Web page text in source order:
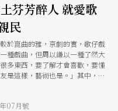
芬芳醉人 就愛歌
民
於崑曲的雅，京劇的實，歌仔戲
種戲曲，但周以謙以一種了然大
多東西，要了解才會喜歡，要懂
是這樣，藝術也是。」其中，歌
得讓周以謙愛不釋手。
07月號